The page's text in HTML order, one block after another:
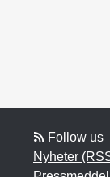
Follow us
Nyheter